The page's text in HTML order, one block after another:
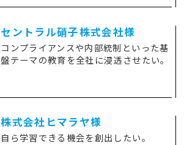
セントラル硝子株式会社様
コンプライアンスや内部統制といった基
盤テーマの教育を全社に浸透させたい。
株式会社ヒマラヤ様
自ら学習できる機会を創出したい。